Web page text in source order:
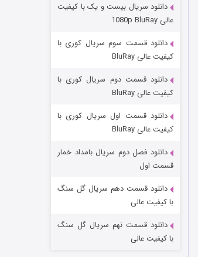
مردگان متحرک: شهر مرده ۳
شکست استوارت در نجات جهان
قسمت ۷ (زیرنویس) منتشر شد
دانلود سریال بیست و یک با کیفیت
عالی 1080p BluRay
دانلود قسمت سوم سریال کوری با
کیفیت عالی BluRay
دانلود قسمت دوم سریال کوری با
کیفیت عالی BluRay
دانلود قسمت اول سریال کوری با
کیفیت عالی BluRay
دانلود فصل دوم سریال بامداد خمار
قسمت اول
دانلود قسمت دهم سریال گل سنگ
با کیفیت عالی
دانلود قسمت نهم سریال گل سنگ
با کیفیت عالی